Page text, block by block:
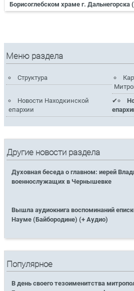
Борисоглебском храме г. Дальнегорска
Меню раздела
Структура
Новости Находкинской
епархии
Другие новости раздела
Духовная беседа о главном: иерей
военнослужащих в Чернышевке
Вышла аудиокнига воспоминаний
Науме (Байбородине) (+ Аудио)
Популярное
В день своего тезоименитства